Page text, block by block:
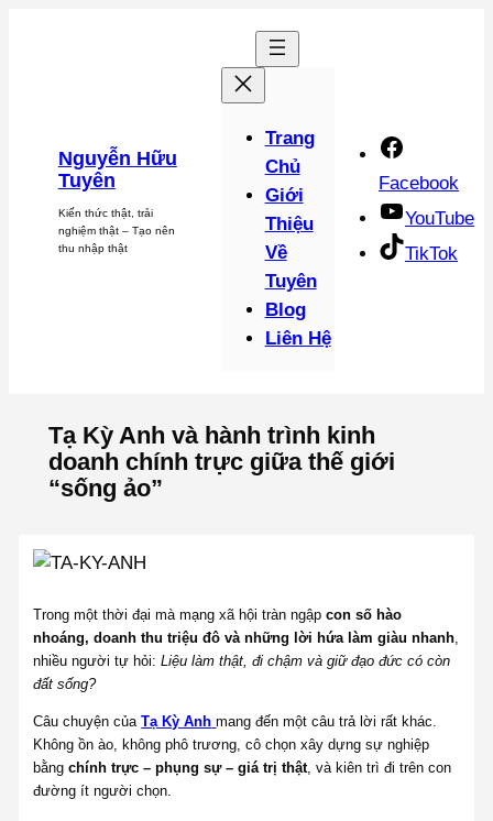
Nguyễn Hữu
Tuyên
Kiến thức thật, trải
nghiệm thật – Tạo nên
thu nhập thật
Trang
Chủ
Giới
Thiệu
Về
Tuyên
Blog
Liên Hệ
Facebook
YouTube
TikTok
Tạ Kỳ Anh và hành trình kinh
doanh chính trực giữa thế giới
“sống ảo”
Trong một thời đại mà mạng xã hội tràn ngậpcon số hào
nhoáng, doanh thu triệu đô và những lời hứa làm giàu nhanh
nhiều người tự hỏi:Liệu làm thật, đi chậm và giữ đạo đức có còn
đất sống?
Câu chuyện củaTạ Kỳ Anh mang đến một câu trả lời rất khác.
Không ồn ào, không phô trương, cô chọn xây dựng sự nghiệp
bằngchính trực – phụng sự – giá trị thật , và kiên trì đi trên con
đường ít người chọn.